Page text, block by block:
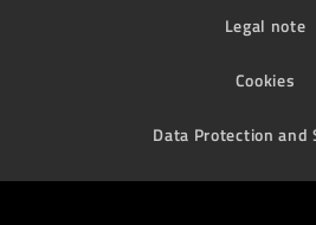
Legal note
Cookies
Data Protection and